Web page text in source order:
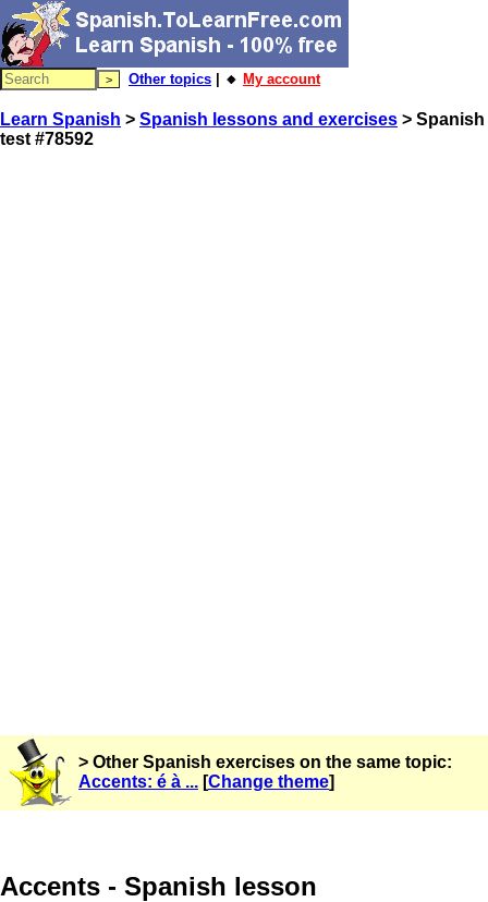
Other topics | 🔸 My account
Learn Spanish > Spanish lessons and exercises > Spanish
test #78592
> Other Spanish exercises on the same topic:
Accents: é à ... [Change theme]
Accents - Spanish lesson